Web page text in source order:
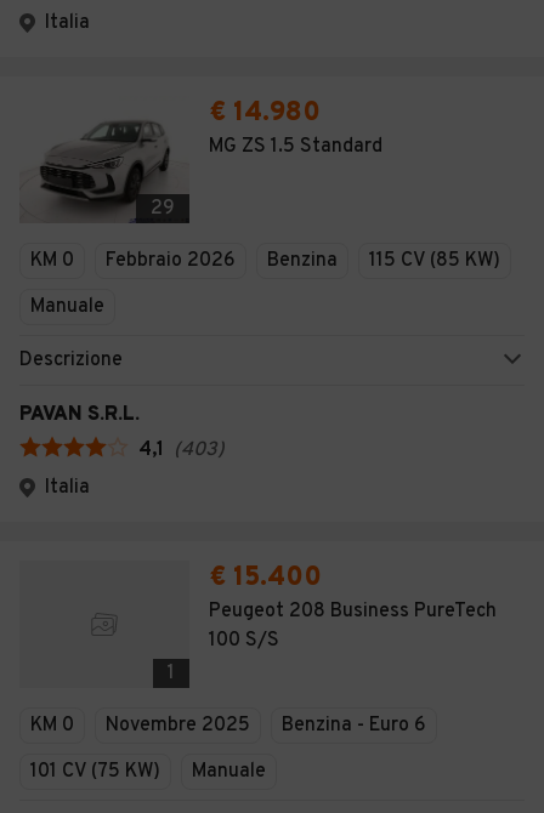
Italia
29
€ 14.980
MG ZS 1.5 Standard
KM 0 Febbraio 2026 Benzina
115 CV (85 KW)
Manuale
Descrizione
PAVAN S.R.L.
4,1 (403)
Italia
1
€ 15.400
Peugeot 208 Business PureTech
100 S/S
KM 0 Novembre 2025
Benzina - Euro 6
101 CV (75 KW)
Manuale